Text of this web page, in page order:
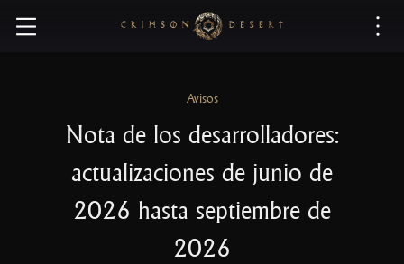
C
n
D
e
s
e
Avisos
Nota de los desarrolladores:
actualizaciones de junio de
2026 hasta septiembre de
2026